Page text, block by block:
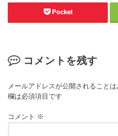
Pocket
コメントを残す
メールアドレスが公開されることは
欄は必須項目です
コメント ※